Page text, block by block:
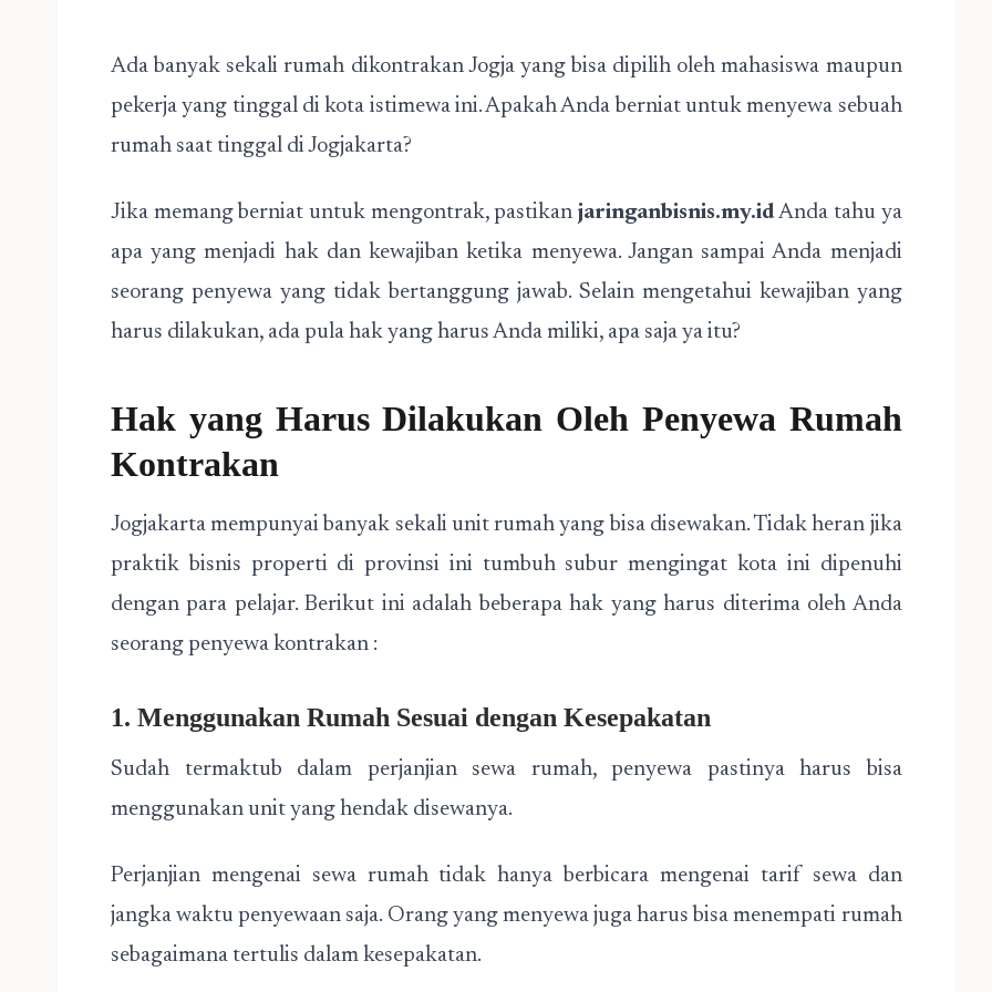
Ada banyak sekali rumah dikontrakan Jogja yang bisa dipilih oleh mahasiswa maupun
pekerja yang tinggal di kota istimewa ini. Apakah Anda berniat untuk menyewa sebuah
rumah saat tinggal di Jogjakarta?
Jika memang berniat untuk mengontrak, pastikan jaringanbisnis.my.id Anda tahu ya
apa yang menjadi hak dan kewajiban ketika menyewa. Jangan sampai Anda menjadi
seorang penyewa yang tidak bertanggung jawab. Selain mengetahui kewajiban yang
harus dilakukan, ada pula hak yang harus Anda miliki, apa saja ya itu?
Hak yang Harus Dilakukan Oleh Penyewa Rumah
Kontrakan
Jogjakarta mempunyai banyak sekali unit rumah yang bisa disewakan. Tidak heran jika
praktik bisnis properti di provinsi ini tumbuh subur mengingat kota ini dipenuhi
dengan para pelajar. Berikut ini adalah beberapa hak yang harus diterima oleh Anda
seorang penyewa kontrakan :
1. Menggunakan Rumah Sesuai dengan Kesepakatan
Sudah termaktub dalam perjanjian sewa rumah, penyewa pastinya harus bisa
menggunakan unit yang hendak disewanya.
Perjanjian mengenai sewa rumah tidak hanya berbicara mengenai tarif sewa dan
jangka waktu penyewaan saja. Orang yang menyewa juga harus bisa menempati rumah
sebagaimana tertulis dalam kesepakatan.